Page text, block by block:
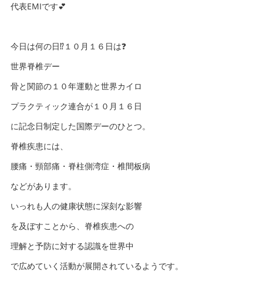
代表EMIです💕
今日は何の日⁉️１０月１６日は❓
世界脊椎デー
骨と関節の１０年運動と世界カイロ
プラクティック連合が１０月１６日
に記念日制定した国際デーのひとつ。
脊椎疾患には、
腰痛・頸部痛・脊柱側湾症・椎間板病
などがあります。
いっれも人の健康状態に深刻な影響
を及ぼすことから、脊椎疾患への
理解と予防に対する認識を世界中
で広めていく活動が展開されているようです。